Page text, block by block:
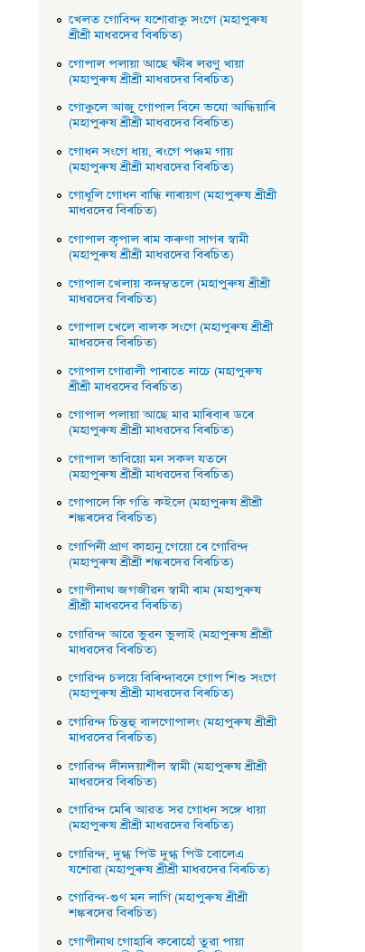
খেলত গোবিন্দ যশোৱাকু সংগে (মহাপুৰুষ
শ্ৰীশ্ৰী মাধৱদেৱ বিৰচিত)
গােপাল পলায়া আছে ক্ষীৰ লৱণু খায়া
(মহাপুৰুষ শ্ৰীশ্ৰী মাধৱদেৱ বিৰচিত)
গােকুলে আজু গােপাল বিনে ভযাে আন্ধিয়াৰি
(মহাপুৰুষ শ্ৰীশ্ৰী মাধৱদেৱ বিৰচিত)
গােধন সংগে ধায়, ৰংগে পঞ্চম গায়
(মহাপুৰুষ শ্ৰীশ্ৰী মাধৱদেৱ বিৰচিত)
গােধূলি গােধন বান্ধি নাৰায়ণ (মহাপুৰুষ শ্ৰীশ্ৰী
মাধৱদেৱ বিৰচিত)
গােপাল কৃপাল ৰাম কৰুণা সাগৰ স্বামী
(মহাপুৰুষ শ্ৰীশ্ৰী মাধৱদেৱ বিৰচিত)
গােপাল খেলায় কদম্বতলে (মহাপুৰুষ শ্ৰীশ্ৰী
মাধৱদেৱ বিৰচিত)
গােপাল খেলে বালক সংগে (মহাপুৰুষ শ্ৰীশ্ৰী
মাধৱদেৱ বিৰচিত)
গােপাল গােৱালী পাৰাতে নাচে (মহাপুৰুষ
শ্ৰীশ্ৰী মাধৱদেৱ বিৰচিত)
গােপাল পলায়া আছে মাৱ মাৰিবাৰ ডৰে
(মহাপুৰুষ শ্ৰীশ্ৰী মাধৱদেৱ বিৰচিত)
গােপাল ভাবিয়ো মন সকল যতনে
(মহাপুৰুষ শ্ৰীশ্ৰী মাধৱদেৱ বিৰচিত)
গােপালে কি গতি কইলে (মহাপুৰুষ শ্ৰীশ্ৰী
শঙ্কৰদেৱ বিৰচিত)
গােপিনী প্রাণ কাহানু গেয়ো ৰে গােৱিন্দ
(মহাপুৰুষ শ্ৰীশ্ৰী শঙ্কৰদেৱ বিৰচিত)
গােপীনাথ জগজীৱন স্বামী ৰাম (মহাপুৰুষ
শ্ৰীশ্ৰী মাধৱদেৱ বিৰচিত)
গােৱিন্দ আৱে ভুৱন ভুলাই (মহাপুৰুষ শ্ৰীশ্ৰী
মাধৱদেৱ বিৰচিত)
গােৱিন্দ চলয়ে বিৰিন্দাবনে গােপ শিশু সংগে
(মহাপুৰুষ শ্ৰীশ্ৰী মাধৱদেৱ বিৰচিত)
গােৱিন্দ চিন্তহু বালগােপালং (মহাপুৰুষ শ্ৰীশ্ৰী
মাধৱদেৱ বিৰচিত)
গােৱিন্দ দীনদয়াশীল স্বামী (মহাপুৰুষ শ্ৰীশ্ৰী
মাধৱদেৱ বিৰচিত)
গােৱিন্দ মেৰি আৱত সৱ গােধন সঙ্গে ধায়া
(মহাপুৰুষ শ্ৰীশ্ৰী মাধৱদেৱ বিৰচিত)
গােৱিন্দ, দুগ্ধ পিউ দুগ্ধ পিউ বােলেএ
যশােৱা (মহাপুৰুষ শ্ৰীশ্ৰী মাধৱদেৱ বিৰচিত)
গােৱিন্দ-গুণ মন লাগি (মহাপুৰুষ শ্ৰীশ্ৰী
শঙ্কৰদেৱ বিৰচিত)
গােপীনাথ গােহাৰি কৰােহোঁ তুৱা পায়া